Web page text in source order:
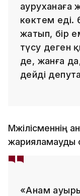
ауруханаға
көктем еді.
жатып, бір
түсу деген
де, жанға
дейді
Мәжілісменнің
жарияламауды
«Анам